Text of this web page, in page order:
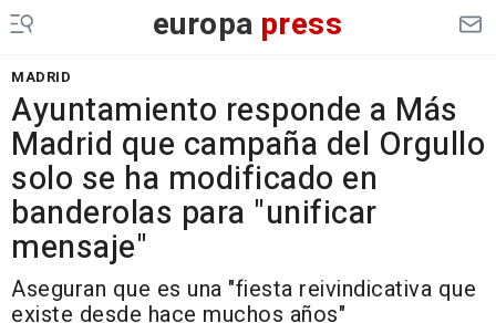
europa press
MADRID
Ayuntamiento responde a Más
Madrid que campaña del Orgullo
solo se ha modificado en
banderolas para "unificar
mensaje"
Aseguran que es una "fiesta reivindicativa que
existe desde hace muchos años"